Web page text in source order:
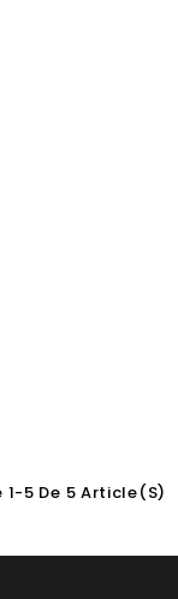
5 De 5 Article(s)